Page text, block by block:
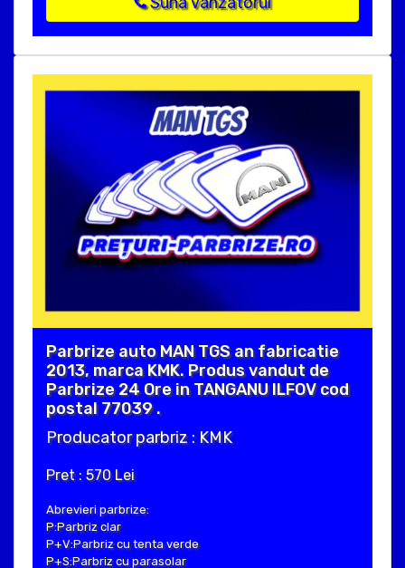
Parbrize auto MAN TGS an fabricatie
2013, marca KMK. Produs vandut de
Parbrize 24 Ore in TANGANU ILFOV cod
postal 77039 .
Producator parbriz : KMK
Pret : 570 Lei
Abrevieri parbrize:
P:Parbriz clar
P+V:Parbriz cu tenta verde
P+S:Parbriz cu parasolar